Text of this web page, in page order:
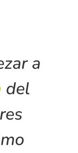
a
del